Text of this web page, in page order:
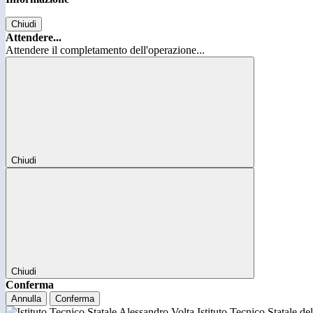
Chiudi
Attendere...
Attendere il completamento dell'operazione...
Chiudi
Chiudi
Conferma
Annulla Conferma